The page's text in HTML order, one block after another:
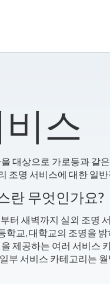
스
대상으로 가로등과 같
조명 서비스에 대한 일
란 무엇인가요?
터 새벽까지 실외 조명
학교, 대학교의 조명을
제공하는 여러 서비스
부 서비스 카테고리는